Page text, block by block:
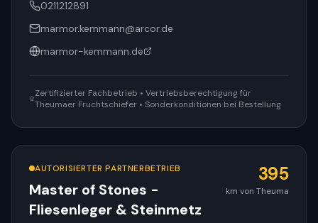
0211212891
marmor.kemmann@arcor.de
marmor-kemmann.de
Zertifizierter Fachbetrieb • Vertriebsberechtigung für
Theumaer Fruchtschiefer • Sonderkonditionen bei Bestellung
AUTORISIERTER PARTNERBETRIEB
Master of Stones -
Fliesenleger & Steinmetz
395
km von Theuma